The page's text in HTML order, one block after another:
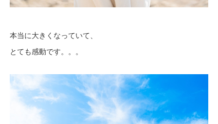
本当に大きくなっていて、
とても感動です。。。